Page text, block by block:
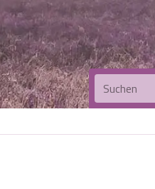
Suchen